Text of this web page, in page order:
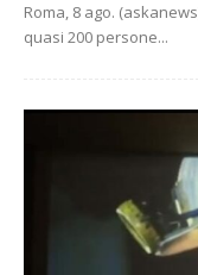
Roma, 8 ago.
quasi 200 persone...